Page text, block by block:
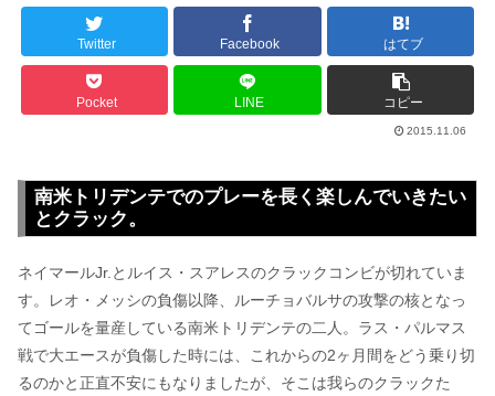
Twitter Facebook はてブ
Pocket LINE コピー
2015.11.06
南米トリデンテでのプレーを長く楽しんでいきたい
とクラック。
ネイマールJr.とルイス・スアレスのクラックコンビが切れていま
す。レオ・メッシの負傷以降、ルーチョバルサの攻撃の核となっ
てゴールを量産している南米トリデンテの二人。ラス・パルマス
戦で大エースが負傷した時には、これからの2ヶ月間をどう乗り切
るのかと正直不安にもなりましたが、そこは我らのクラックた